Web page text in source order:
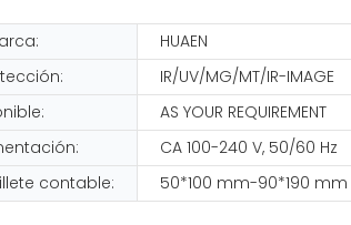
HUAEN
IR/UV/MG/MT/IR-IMAGE
AS YOUR REQUIREMENT
CA 100-240 V, 50/60 Hz
contable: 50*100 mm-90*190 mm